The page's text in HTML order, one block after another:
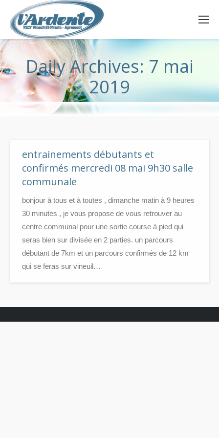
Daily Archives: 7 mai
2019
entrainements débutants et
confirmés mercredi 08 mai 9h30 salle
communale
bonjour à tous et à toutes , dimanche matin à 9 heures
30 minutes , je vous propose de vous retrouver au
centre communal pour une sortie course à pied qui
seras bien sur divisée en 2 parties. un parcours
débutant de 7km et un parcours confirmés de 12 km
qui se feras sur vineuil…